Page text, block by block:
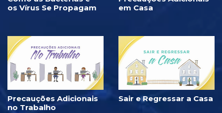
os Vírus Se Propagam
em Casa
Precauções Adicionais
no Trabalho
Sair e Regressar a Casa